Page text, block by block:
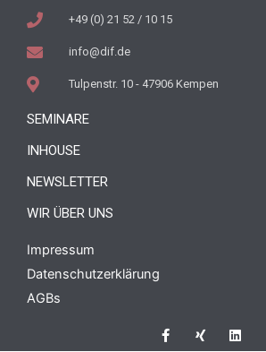
+49 (0) 21 52 / 10 15
info@dif.de
Tulpenstr. 10 - 47906 Kempen
SEMINARE
INHOUSE
NEWSLETTER
WIR ÜBER UNS
Impressum
Datenschutzerklärung
AGBs